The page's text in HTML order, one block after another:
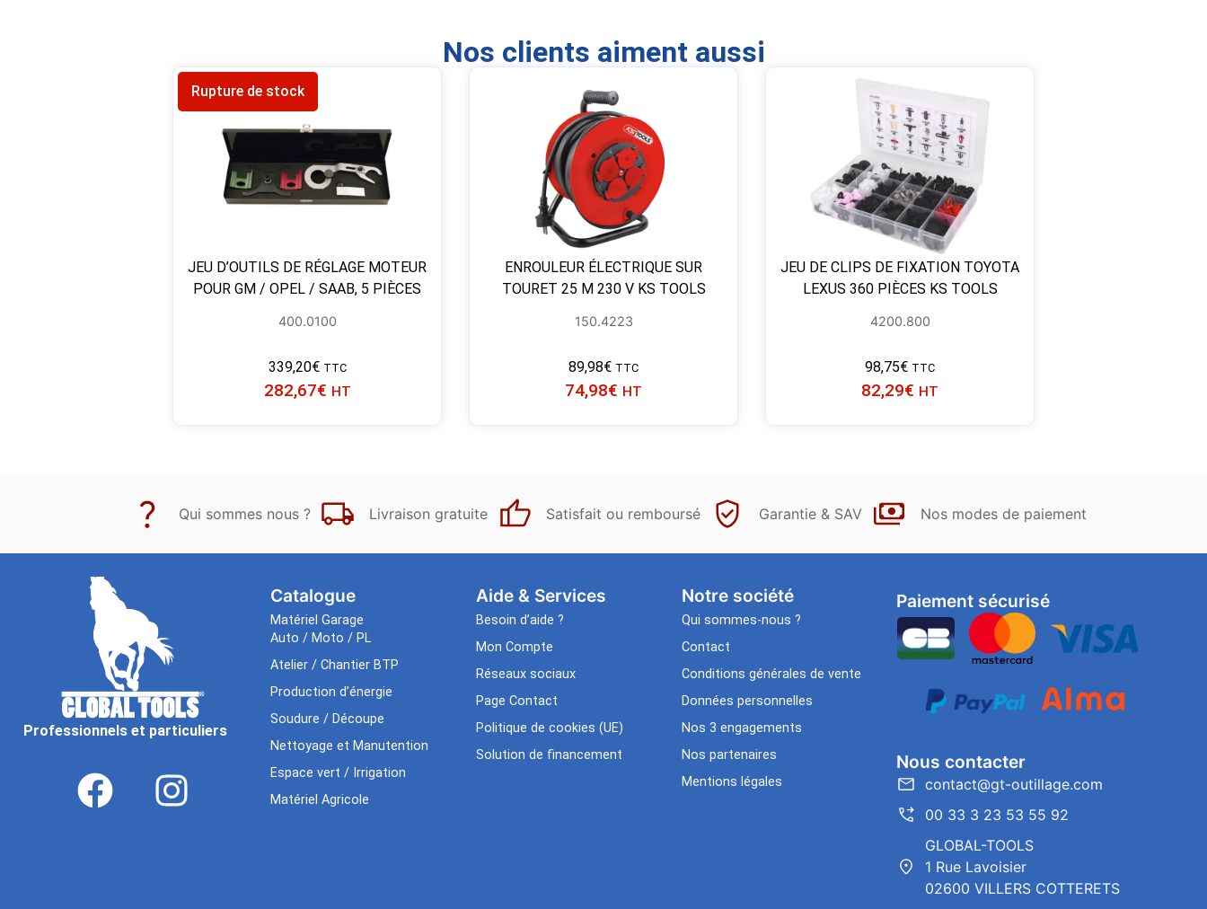
Nos clients aiment aussi
Rupture de stock
JEU D’OUTILS DE RÉGLAGE MOTEUR
POUR GM / OPEL / SAAB, 5 PIÈCES
400.0100
339,20€ TTC
282,67€ HT
ENROULEUR ÉLECTRIQUE SUR
TOURET 25 M 230 V KS TOOLS
150.4223
89,98€ TTC
74,98€ HT
JEU DE CLIPS DE FIXATION TOYOTA
LEXUS 360 PIÈCES KS TOOLS
4200.800
98,75€ TTC
82,29€ HT
Qui sommes nous ? Livraison gratuite Satisfait ou remboursé Garantie & SAV Nos modes de paiement
Professionnels et particuliers
Catalogue
Matériel Garage
Auto / Moto / PL
Atelier / Chantier BTP
Production d’énergie
Soudure / Découpe
Nettoyage et Manutention
Espace vert / Irrigation
Matériel Agricole
Aide & Services​
Besoin d’aide ?
Mon Compte
Réseaux sociaux
Page Contact
Politique de cookies (UE)
Solution de financement
Notre société
Qui sommes-nous ?
Contact
Conditions générales de vente
Données personnelles
Nos 3 engagements
Nos partenaires
Mentions légales
Paiement sécurisé
Nous contacter
contact@gt-outillage.com
00 33 3 23 53 55 92
GLOBAL-TOOLS
1 Rue Lavoisier
02600 VILLERS COTTERETS